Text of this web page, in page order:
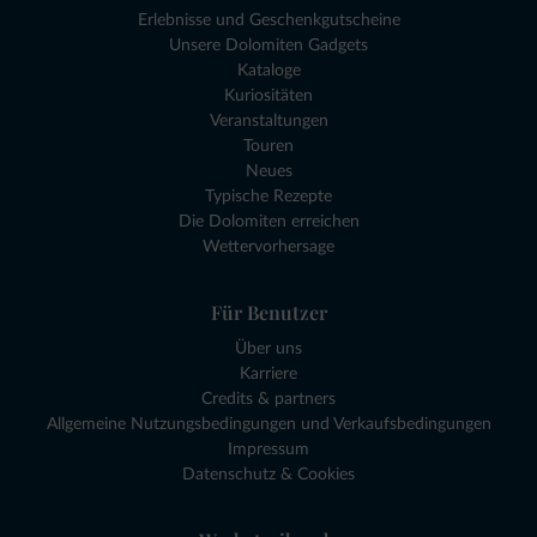
Erlebnisse und Geschenkgutscheine
Unsere Dolomiten Gadgets
Kataloge
Kuriositäten
Veranstaltungen
Touren
Neues
Typische Rezepte
Die Dolomiten erreichen
Wettervorhersage
Für Benutzer
Über uns
Karriere
Credits & partners
Allgemeine Nutzungsbedingungen und Verkaufsbedingungen
Impressum
Datenschutz & Cookies